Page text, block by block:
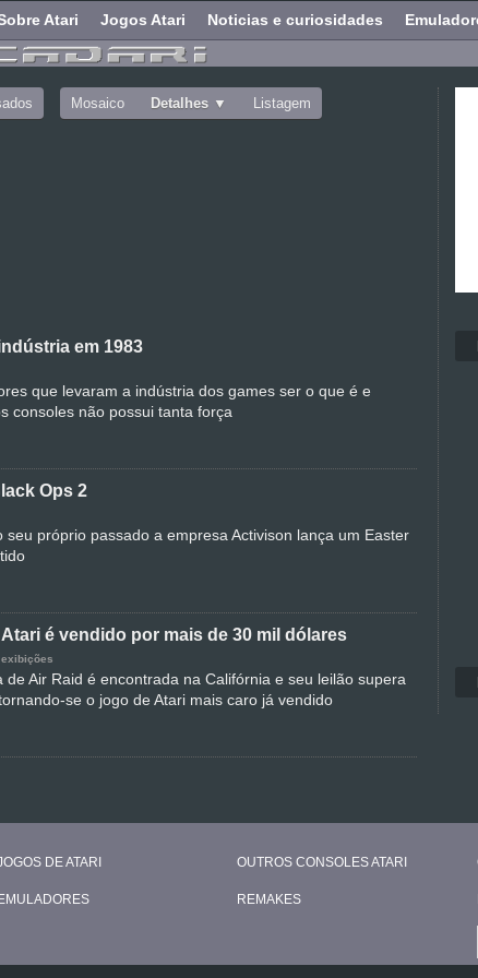
Atari Jogos Atari Noticias e curiosidades
Mosaico Detalhes Listagem
em 1983
que levaram a indústria dos games ser o que é e
consoles não possui tanta força
Ops 2
seu próprio passado a empresa Activison lança um Easter
é vendido por mais de 30 mil dólares
de Air Raid é encontrada na Califórnia e seu leilão supera
se o jogo de Atari mais caro já vendido
DE ATARI
EMULADORES
OUTROS CONSOLES ATARI
REMAKES